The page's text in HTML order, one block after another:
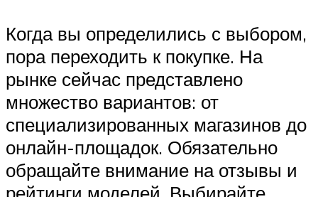
Когда вы определились с выбором,
пора переходить к покупке. На
рынке сейчас представлено
множество вариантов: от
специализированных магазинов до
онлайн-площадок. Обязательно
обращайте внимание на отзывы и
рейтинги моделей. Выбирайте